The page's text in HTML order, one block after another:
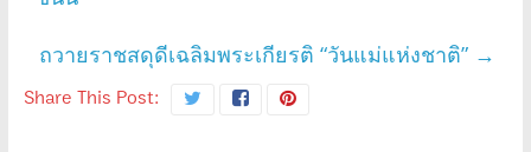
ถวายราชสดุดีเฉลิมพระเกียรติ “วันแม่แห่งชาติ” →
Share This Post: